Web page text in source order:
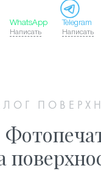
WhatsApp
Написать
Telegram
Написать